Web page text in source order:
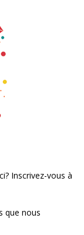
Inscrivez-vous à
que nous